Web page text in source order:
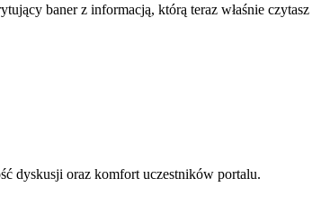
baner z informacją, którą teraz właśnie czytasz
dyskusji oraz komfort uczestników portalu.